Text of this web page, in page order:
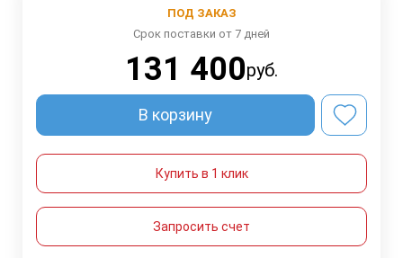
ПОД ЗАКАЗ
Срок поставки от 7 дней
131 400руб.
В корзину
Купить в 1 клик
Запросить счет